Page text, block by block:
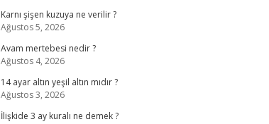
Karnı şişen kuzuya ne verilir ?
Ağustos 5, 2026
Avam mertebesi nedir ?
Ağustos 4, 2026
14 ayar altın yeşil altın mıdır ?
Ağustos 3, 2026
İlişkide 3 ay kuralı ne demek ?